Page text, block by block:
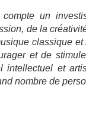
un
de la
classique
et de
intellectuel et
nombre de